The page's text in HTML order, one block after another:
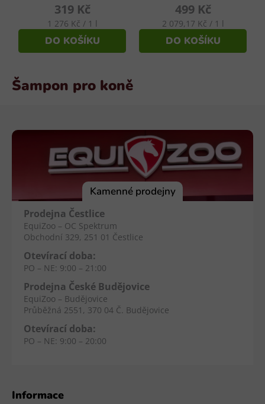
319 Kč
Měrná
1 276 Kč / 1 l
DO KOŠÍKU
499 Kč
Měrná
2 079,17 Kč / 1 l
DO KOŠÍKU
Šampon pro koně
Informace
Kamenné prodejny
Prodejna Čestlice
EquiZoo – OC Spektrum
Obchodní 329, 251 01 Čestlice
Otevírací doba:
PO – NE: 9:00 – 21:00
Prodejna České Budějovice
EquiZoo – Budějovice
Průběžná 2551, 370 04 Č. Budějovice
Otevírací doba:
PO – NE: 9:00 – 20:00